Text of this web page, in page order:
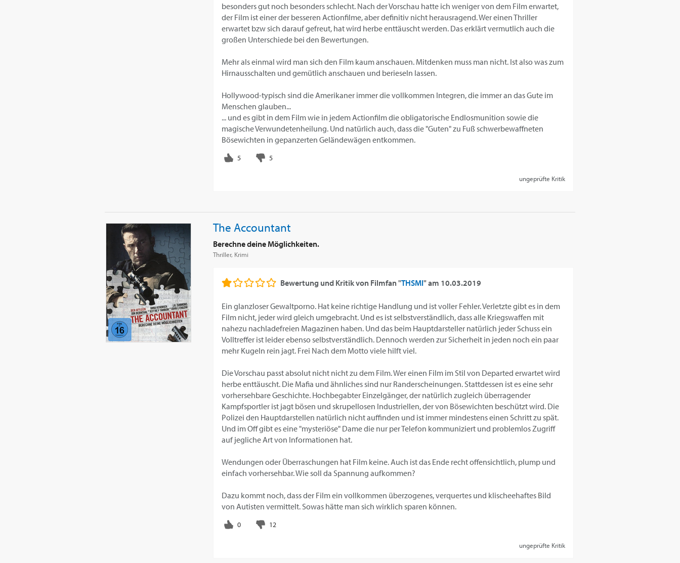
besonders gut noch besonders schlecht. Nach der Vorschau hatte ich weniger von dem Film erwartet,
der Film ist einer der besseren Actionfilme, aber definitiv nicht herausragend. Wer einen Thriller
erwartet bzw sich darauf gefreut, hat wird herbe enttäuscht werden. Das erklärt vermutlich auch die
großen Unterschiede bei den Bewertungen.
Mehr als einmal wird man sich den Film kaum anschauen. Mitdenken muss man nicht. Ist also was zum
Hirnausschalten und gemütlich anschauen und berieseln lassen.
Hollywood-typisch sind die Amerikaner immer die vollkommen Integren, die immer an das Gute im
Menschen glauben...
... und es gibt in dem Film wie in jedem Actionfilm die obligatorische Endlosmunition sowie die
magische Verwundetenheilung. Und natürlich auch, dass die "Guten" zu Fuß schwerbewaffneten
Bösewichten in gepanzerten Geländewägen entkommen.
ungeprüfte Kritik
The Accountant
Berechne deine Möglichkeiten.
Thriller, Krimi
Bewertung und Kritik von Filmfan "THSMI"am 10.03.2019
Ein glanzloser Gewaltporno. Hat keine richtige Handlung und ist voller Fehler. Verletzte gibt es in dem
Film nicht, jeder wird gleich umgebracht. Und es ist selbstverständlich, dass alle Kriegswaffen mit
nahezu nachladefreien Magazinen haben. Und das beim Hauptdarsteller natürlich jeder Schuss ein
Volltreffer ist leider ebenso selbstverständlich. Dennoch werden zur Sicherheit in jeden noch ein paar
mehr Kugeln rein jagt. Frei Nach dem Motto viele hilft viel.
Die Vorschau passt absolut nicht nicht zu dem Film. Wer einen Film im Stil von Departed erwartet wird
herbe enttäuscht. Die Mafia und ähnliches sind nur Randerscheinungen. Stattdessen ist es eine sehr
vorhersehbare Geschichte. Hochbegabter Einzelgänger, der natürlich zugleich überragender
Kampfsportler ist jagt bösen und skrupellosen Industriellen, der von Bösewichten beschützt wird. Die
Polizei den Hauptdarstellen natürlich nicht auffinden und ist immer mindestens einen Schritt zu spät.
Und im Off gibt es eine "mysteriöse" Dame die nur per Telefon kommuniziert und problemlos Zugriff
auf jegliche Art von Informationen hat.
Wendungen oder Überraschungen hat Film keine. Auch ist das Ende recht offensichtlich, plump und
einfach vorhersehbar. Wie soll da Spannung aufkommen?
Dazu kommt noch, dass der Film ein vollkommen überzogenes, verquertes und klischeehaftes Bild
von Autisten vermittelt. Sowas hätte man sich wirklich sparen können.
ungeprüfte Kritik